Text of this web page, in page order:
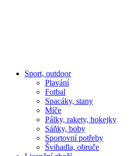
Sport, outdoor
Plavání
Fotbal
Spacáky, stany
Míče
Pálky, rakety, hokejky
Sáňky, boby
Sportovní potřeby
Švihadla, obruče